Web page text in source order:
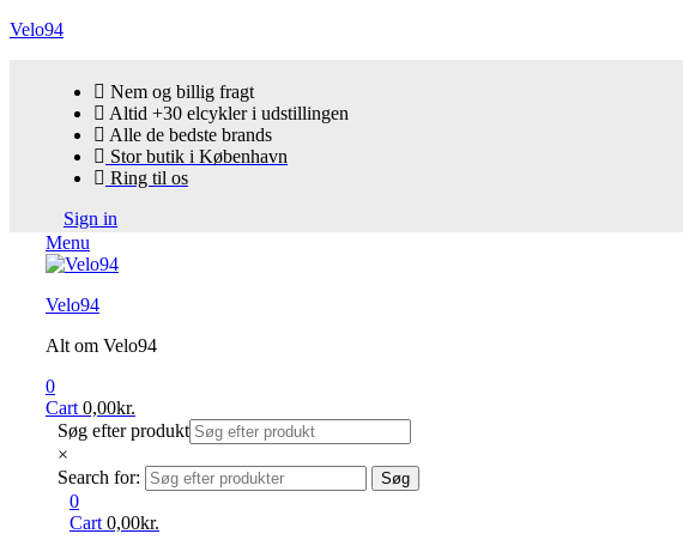
Velo94
Nem og billig fragt
Altid +30 elcykler i udstillingen
Alle de bedste brands
Stor butik i København
Ring til os
Sign in
Menu
Velo94
Alt om Velo94
0
Cart 0,00kr.
Søg efter produkt
×
Search for:
Søg
0
Cart 0,00kr.